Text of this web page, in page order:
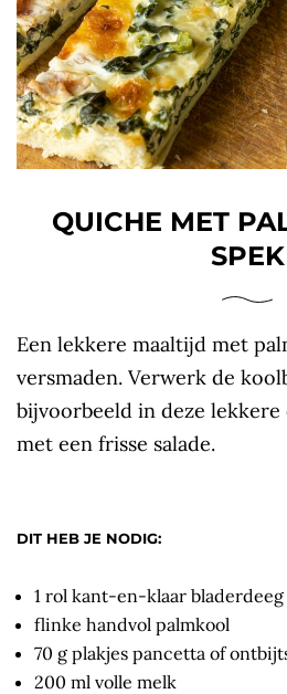
QUICHE MET
SPEK
Een lekkere maaltijd met
versmaden. Verwerk de
bijvoorbeeld in deze lekkere
met een frisse salade.
DIT HEB JE NODIG:
1 rol kant-en-klaar bladerdeeg
flinke handvol palmkool
70 g plakjes pancetta of
200 ml volle melk